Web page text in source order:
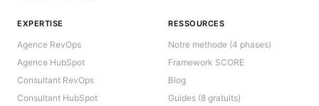
EXPERTISE
Agence RevOps
Agence HubSpot
Consultant RevOps
Consultant HubSpot
RESSOURCES
Notre methode (4 phases)
Framework SCORE
Blog
Guides (8 gratuits)